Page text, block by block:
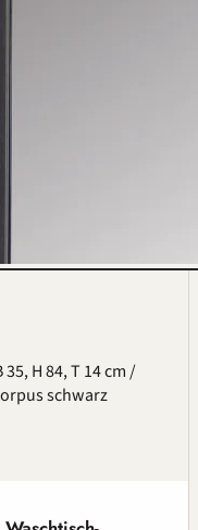
H 84, T 14 cm /
schwarz